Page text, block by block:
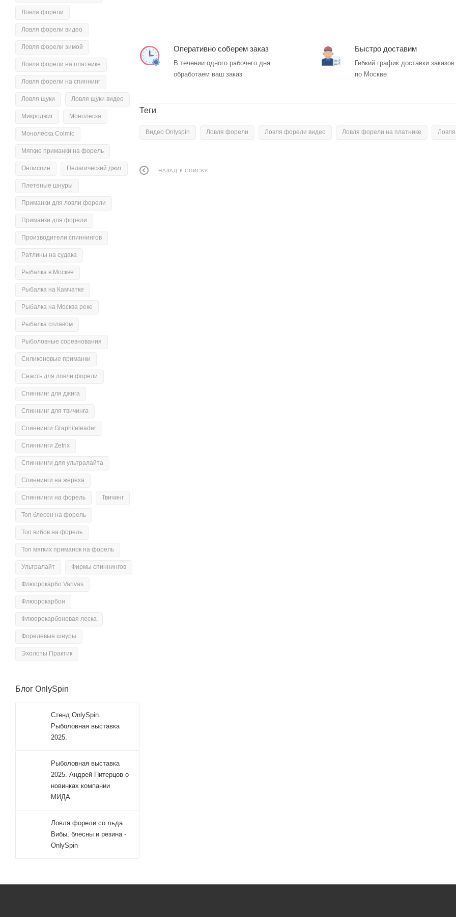
Оперативно соберем заказ
В течении одного рабочего дня
обработаем ваш заказ
Быстро доставим
Гибкий график доставки
по Москве
Теги
Видео Onlyspin Ловля форели Ловля форели видео Ловля форели на платнике
НАЗАД К СПИСКУ
Ловля форели
Ловля форели видео
Ловля форели зимой
Ловля форели на платнике
Ловля форели на спиннинг
Ловля щуки Ловля щуки видео
Микроджиг Монолеска
Монолеска Colmic
Мягкие приманки на форель
Онлиспин Пелагический джиг
Плетеные шнуры
Приманки для ловли форели
Приманки для форели
Производители спиннингов
Ратлины на судака
Рыбалка в Москве
Рыбалка на Камчатке
Рыбалка на Москва реке
Рыбалка сплавом
Рыболовные соревнования
Силиконовые приманки
Снасть для ловли форели
Спиннинг для джига
Спиннинг для твичинга
Спиннинги Graphiteleader
Спиннинги Zetrix
Спиннинги для ультралайта
Спиннинги на жереха
Спиннинги на форель Твичинг
Топ блесен на форель
Топ вибов на форель
Топ мягких приманок на форель
Ультралайт Фирмы спиннингов
Флюорокарбо Varivas
Флюорокарбон
Флюорокарбоновая леска
Форелевые шнуры
Эхолоты Практик
Блог OnlySpin
Стенд OnlySpin.
Рыболовная выставка
2025.
Рыболовная выставка
2025. Андрей Питерцов о
новинках компании
МИДА.
Ловля форели со льда.
Вибы, блесны и резина -
OnlySpin